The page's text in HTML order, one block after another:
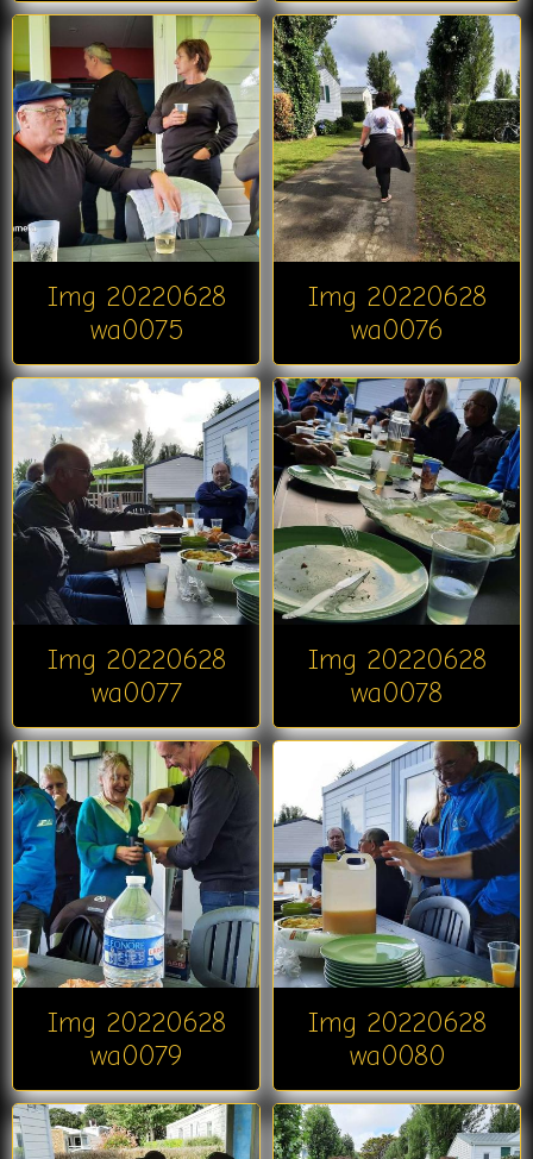
Img 20220628
wa0075
Img 20220628
wa0076
Img 20220628
wa0077
Img 20220628
wa0078
Img 20220628
wa0079
Img 20220628
wa0080